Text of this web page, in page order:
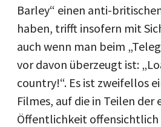
Barley“ einen anti-
haben, trifft insofern mit
auch wenn man beim
vor davon überzeugt ist:
country!“. Es ist zweifellos
Filmes, auf die in Teilen der
Öffentlichkeit